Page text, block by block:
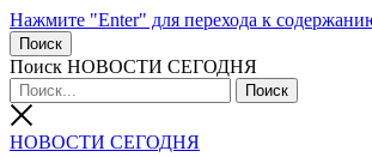
Нажмите "Enter" для перехода к
Поиск
Поиск НОВОСТИ СЕГОДНЯ
НОВОСТИ СЕГОДНЯ